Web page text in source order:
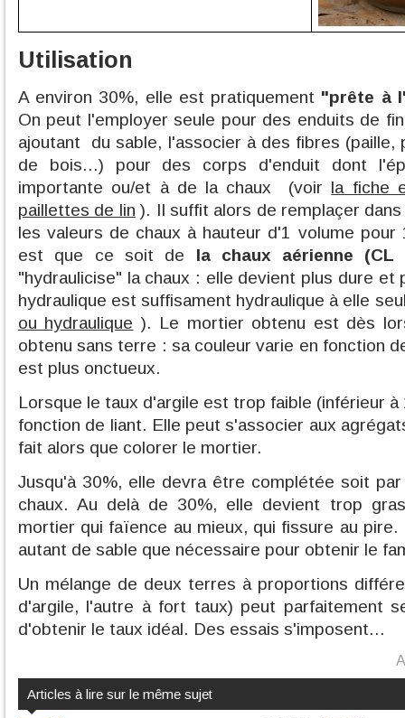
Utilisation
A environ 30%, elle est pratiquement "prête à
On peut l'employer seule pour des enduits de
ajoutant du sable, l'associer à des fibres (paille,
de bois...) pour des corps d'enduit dont
importante ou/et à de la chaux (voir la fiche
paillettes de lin ). Il suffit alors de remplaçer
les valeurs de chaux à hauteur d'1 volume
est que ce soit de la chaux aérienne (CL
"hydraulicise" la chaux : elle devient plus dure et
hydraulique est suffisament hydraulique à elle
ou hydraulique ). Le mortier obtenu est dès
obtenu sans terre : sa couleur varie en fonction
est plus onctueux.
Lorsque le taux d'argile est trop faible (inférieur
fonction de liant. Elle peut s'associer aux
fait alors que colorer le mortier.
Jusqu'à 30%, elle devra être complétée soit
chaux. Au delà de 30%, elle devient trop
mortier qui faïence au mieux, qui fissure au
autant de sable que nécessaire pour obtenir le
Un mélange de deux terres à proportions
d'argile, l'autre à fort taux) peut parfaitement
d'obtenir le taux idéal. Des essais s'imposent...
Articles à lire sur le même sujet